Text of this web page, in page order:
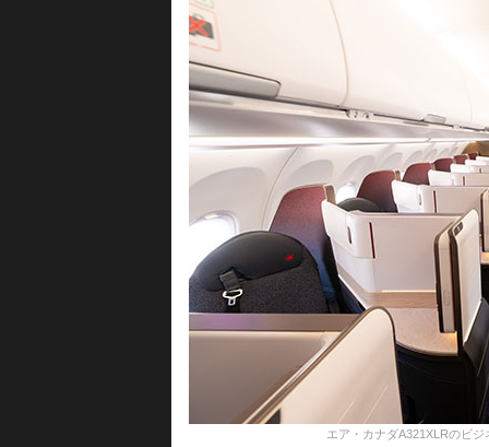
エア・カナダA321XLRのビ